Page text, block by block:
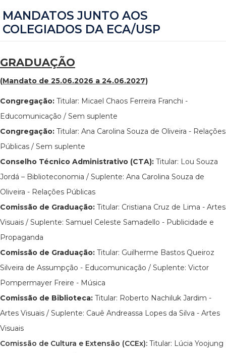
MANDATOS JUNTO AOS
COLEGIADOS DA ECA/USP
GRADUAÇÃO
(Mandato de 25.06.2026 a 24.06.2027)
Congregação: Titular: Micael Chaos Ferreira Franchi -
Educomunicação / Sem suplente
Congregação: Titular: Ana Carolina Souza de Oliveira - Relações
Públicas / Sem suplente
Conselho Técnico Administrativo (CTA): Titular: Lou Souza
Jordá – Biblioteconomia / Suplente: Ana Carolina Souza de
Oliveira - Relações Públicas
Comissão de Graduação: Titular: Cristiana Cruz de Lima - Artes
Visuais / Suplente: Samuel Celeste Samadello - Publicidade e
Propaganda
Comissão de Graduação: Titular: Guilherme Bastos Queiroz
Silveira de Assumpção - Educomunicação / Suplente: Victor
Pompermayer Freire - Música
Comissão de Biblioteca: Titular: Roberto Nachiluk Jardim -
Artes Visuais / Suplente: Cauê Andreassa Lopes da Silva - Artes
Visuais
Comissão de Cultura e Extensão (CCEx): Titular: Lúcia Yoojung